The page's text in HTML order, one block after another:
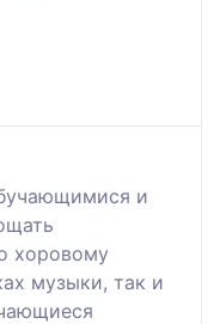
и
хоровому
музыки, так и